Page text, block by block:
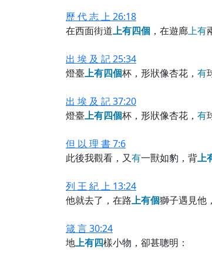
歷 代 志 上 26:18
在西面街道上有四個 ，在遊廊上有
出 埃 及 記 25:34
燈臺上有四個杯，形狀像杏花， 有
出 埃 及 記 37:20
燈臺上有四個杯，形狀像杏花， 有
但 以 理 書 7:6
此後我觀看，又有一獸如豹，背上
列 王 紀 上 13:24
他就去了，在路上有個獅子遇見他
箴 言 30:24
地上有四樣小物，卻甚聰明：